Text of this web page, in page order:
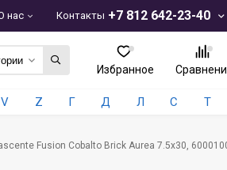
+7 812 642-23-40
нас Контакты
Избранное
V Z Г Д Л С Т
Fusion Cobalto Brick Aurea 7.5x30,